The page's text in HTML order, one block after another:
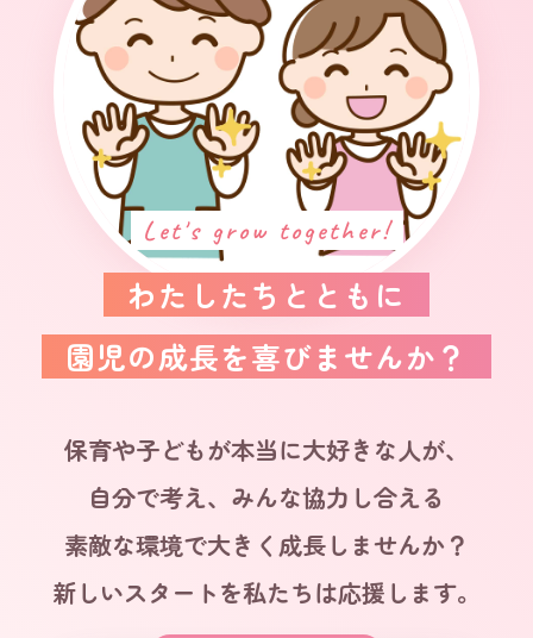
Let's grow together!
わたしたちとともに
園児の成長を喜びませんか？
保育や子どもが本当に大好きな人が、
自分で考え、みんな協力し合える
素敵な環境で大きく成長しませんか？
新しいスタートを私たちは応援します。